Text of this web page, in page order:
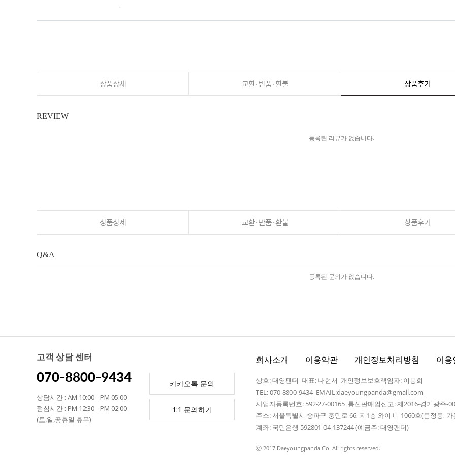
.
상품상세 교환·반품·환불 상품후기
REVIEW
등록된 리뷰가 없습니다.
상품상세 교환·반품·환불 상품후기
Q&A
등록된 문의가 없습니다.
고객 상담 센터
070-8800-9434
상담시간 : AM 10:00 - PM 05:00
점심시간 : PM 12:30 - PM 02:00
(토,일,공휴일 휴무)
카카오톡 문의
1:1 문의하기
회사소개 이용약관 개인정보처리방침 이용
상호: 대영팬더 대표: 나현서 개인정보보호책임자: 이봉희
TEL: 070-8800-9434 EMAIL:daeyoungpanda@gmail.com
사업자등록번호: 592-27-00165 통신판매업신고: 제2016-경기광주-
주소: 서울특별시 송파구 충민로 66, 지1층 와이 비 1060호(문정동,
계좌: 국민은행 592801-04-137244 (예금주: 대영팬더)
ⓒ 2017 Daeyoungpanda Co. All rights reserved.